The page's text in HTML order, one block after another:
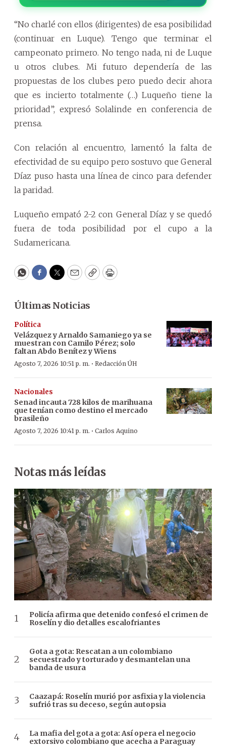
“No charlé con ellos (dirigentes) de esa posibilidad
(continuar en Luque). Tengo que terminar el
campeonato primero. No tengo nada, ni de Luque
u otros clubes. Mi futuro dependería de las
propuestas de los clubes pero puedo decir ahora
que es incierto totalmente (…) Luqueño tiene la
prioridad”, expresó Solalinde en conferencia de
prensa.
Con relación al encuentro, lamentó la falta de
efectividad de su equipo pero sostuvo que General
Díaz puso hasta una línea de cinco para defender
la paridad.
Luqueño empató 2-2 con General Díaz y se quedó
fuera de toda posibilidad por el cupo a la
Sudamericana.
WhatsApp
Facebook
Twitter
EmailCopyPrint
Últimas Noticias
Política
Velázquez y Arnaldo Samaniego ya se
muestran con Camilo Pérez; solo
faltan Abdo Benítez y Wiens
Agosto 7, 2026 10:51 p. m. · Redacción ÚH
Nacionales
Senad incauta 728 kilos de marihuana
que tenían como destino el mercado
brasileño
Agosto 7, 2026 10:41 p. m. · Carlos Aquino
Notas más leídas
Policía afirma que detenido confesó el crimen de
Roselín y dio detalles escalofriantes
Gota a gota: Rescatan a un colombiano
secuestrado y torturado y desmantelan una
banda de usura
Caazapá: Roselín murió por asfixia y la violencia
sufrió tras su deceso, según autopsia
La mafia del gota a gota: Así opera el negocio
extorsivo colombiano que acecha a Paraguay